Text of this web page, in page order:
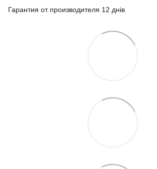
Гарантия от производителя 12 днів